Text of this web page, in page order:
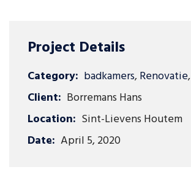
Project Details
Category: badkamers,Renovatie,
Client: Borremans Hans
Location: Sint-Lievens Houtem
Date: April 5, 2020